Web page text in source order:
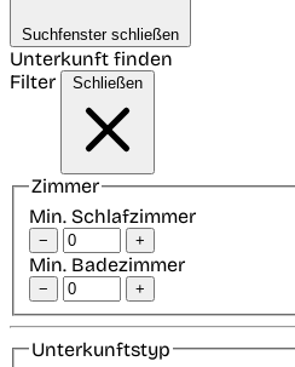
Suchfenster schließen
Unterkunft finden
Filter
Schließen
Zimmer
Min. Schlafzimmer
− +
Min. Badezimmer
− +
Unterkunftstyp